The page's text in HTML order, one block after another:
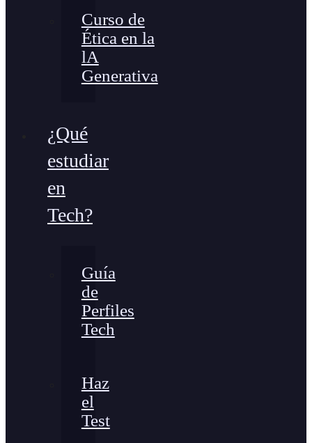
Curso de
Ética en la
lA
Generativa
¿Qué
estudiar
en
Tech?
Guía
de
Perfiles
Tech
Haz
el
Test